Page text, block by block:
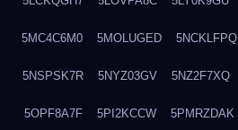
5MC4C6M0 5MOLUGED 5NCKLFPQ
5NSPSK7R 5NYZ03GV 5NZ2F7XQ
5OPF8A7F 5PI2KCCW 5PMRZDAK